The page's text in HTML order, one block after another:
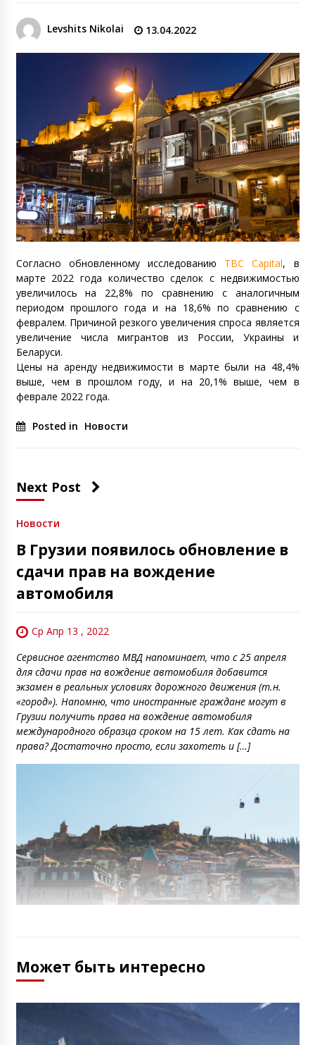
Levshits Nikolai 13.04.2022
Согласно обновленному исследованию TBC Capital, в
марте 2022 года количество сделок с недвижимостью
увеличилось на 22,8% по сравнению с аналогичным
периодом прошлого года и на 18,6% по сравнению с
февралем. Причиной резкого увеличения спроса является
увеличение числа мигрантов из России, Украины и
Беларуси.
Цены на аренду недвижимости в марте были на 48,4%
выше, чем в прошлом году, и на 20,1% выше, чем в
феврале 2022 года.
Posted in Новости
Next Post
Новости
В Грузии появилось обновление в
сдачи прав на вождение
автомобиля
Ср Апр 13 , 2022
Сервисное агентство МВД напоминает, что с 25 апреля
для сдачи прав на вождение автомобиля добавится
экзамен в реальных условиях дорожного движения (т.н.
«город»). Напомню, что иностранные граждане могут в
Грузии получить права на вождение автомобиля
международного образца сроком на 15 лет. Как сдать на
права? Достаточно просто, если захотеть и […]
Может быть интересно